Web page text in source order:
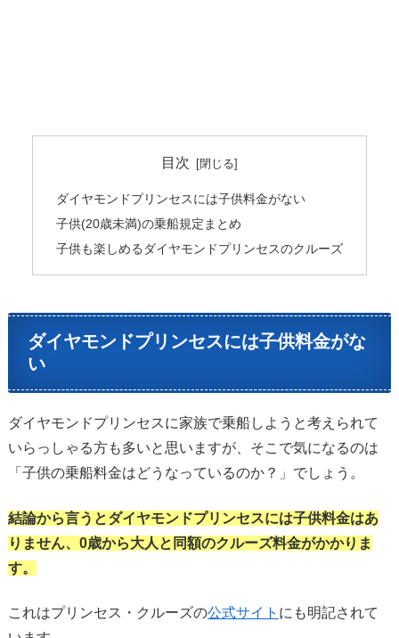
目次
ダイヤモンドプリンセスには子供料金がない
子供(20歳未満)の乗船規定まとめ
子供も楽しめるダイヤモンドプリンセスのクルーズ
ダイヤモンドプリンセスには子供料金がな
い
ダイヤモンドプリンセスに家族で乗船しようと考えられて
いらっしゃる方も多いと思いますが、そこで気になるのは
「子供の乗船料金はどうなっているのか？」でしょう。
結論から言うとダイヤモンドプリンセスには子供料金はあ
りません、0歳から大人と同額のクルーズ料金がかかりま
す。
これはプリンセス・クルーズの公式サイト にも明記されて